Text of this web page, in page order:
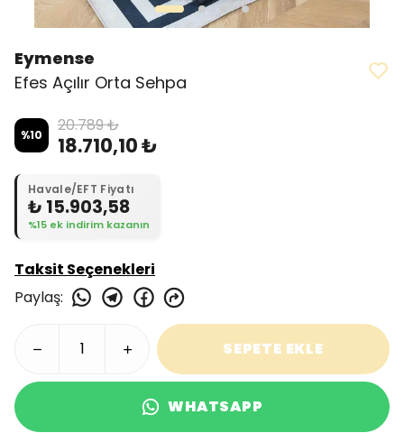
Eymense
Efes Açılır Orta Sehpa
%10 20.789 ₺
18.710,10 ₺
Havale/EFT Fiyatı
₺ 15.903,58
%15 ek indirim kazanın
Taksit Seçenekleri
Paylaş:
SEPETE EKLE
WHATSAPP